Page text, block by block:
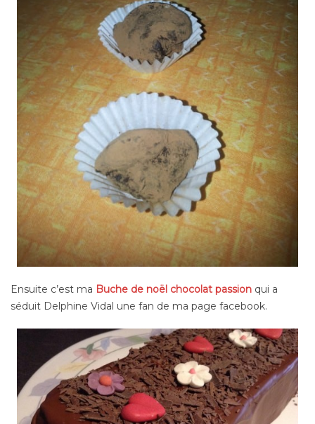
Ensuite c’est ma Buche de noël chocolat passion qui a
séduit Delphine Vidal une fan de ma page facebook.